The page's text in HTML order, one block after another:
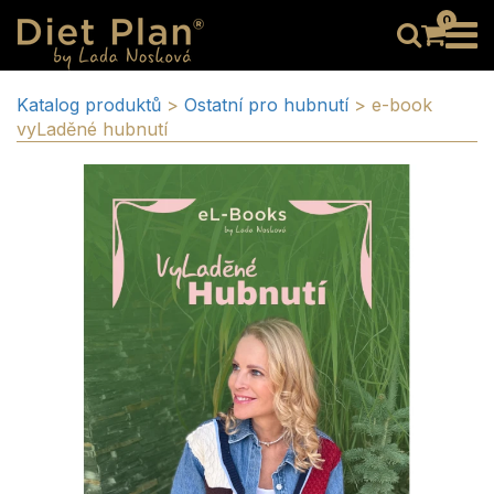
0
Katalog produktů > Ostatní pro hubnutí > e-book
vyLaděné hubnutí